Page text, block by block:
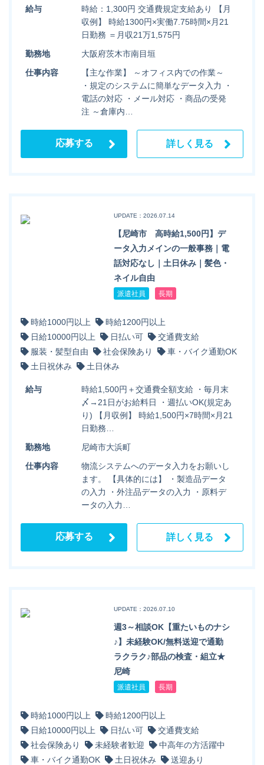
給与
時給：1,300円 交通費規定支給あり 【月
収例】 時給1300円×実働7.75時間×月21
日勤務 ＝月収21万1,575円
勤務地
大阪府茨木市南目垣
仕事内容
【主な作業】 ～オフィス内での作業～
・規定のシステムに簡単なデータ入力 ・
電話の対応 ・メール対応 ・商品の受発
注 ～倉庫内…
応募する 詳しく見る
UPDATE：2026.07.14
【尼崎市 高時給1,500円】デ
ータ入力メインの一般事務｜電
話対応なし｜土日休み｜髪色・
ネイル自由
派遣社員 長期
時給1000円以上
時給1200円以上
日給10000円以上
日払い可
交通費支給
服装・髪型自由
社会保険あり
車・バイク通勤OK
土日祝休み
土日休み
給与
時給1,500円＋交通費全額支給 ・毎月末
〆→21日がお給料日 ・週払いOK(規定あ
り) 【月収例】 時給1,500円×7時間×月21
日勤務…
勤務地
尼崎市大浜町
仕事内容
物流システムへのデータ入力をお願いし
ます。 【具体的には】 ・製造品データ
の入力 ・外注品データの入力 ・原料デ
ータの入力…
応募する 詳しく見る
UPDATE：2026.07.10
週3～相談OK【重たいものナシ
♪】未経験OK/無料送迎で通勤
ラクラク♪部品の検査・組立★
尼崎
派遣社員 長期
時給1000円以上
時給1200円以上
日給10000円以上
日払い可
交通費支給
社会保険あり
未経験者歓迎
中高年の方活躍中
車・バイク通勤OK
土日祝休み
送迎あり